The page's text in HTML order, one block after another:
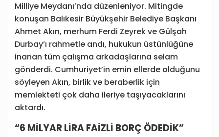
Milliye Meydanı’nda düzenleniyor. Mitingde
konuşan Balıkesir Büyükşehir Belediye Başkanı
Ahmet Akın, merhum Ferdi Zeyrek ve Gülşah
Durbay’ı rahmetle andı, hukukun üstünlüğüne
inanan tüm çalışma arkadaşlarına selam
gönderdi. Cumhuriyet’in emin ellerde olduğunu
söyleyen Akın, birlik ve beraberlik için
memlekteti çok daha ileriye taşıyacaklarını
aktardı.
“6 MİLYAR LİRA FAİZLİ BORÇ ÖDEDİK”